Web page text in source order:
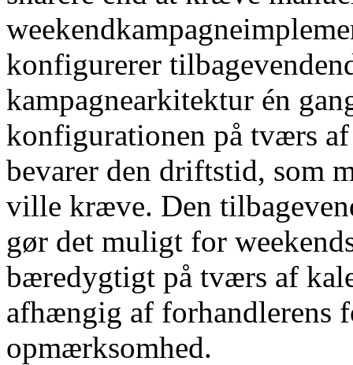
konfigurerer
kampagnearkitektur én
konfigurationen på tværs
bevarer den driftstid, som
ville kræve. Den
gør det muligt for
bæredygtigt på tværs af
afhængig af forhandlerens
opmærksomhed.